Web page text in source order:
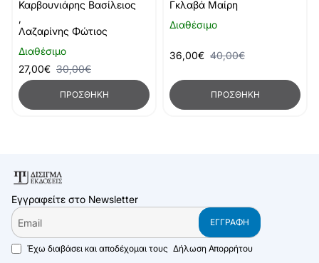
Διαθέσιμο
BBC Micro:bit
Καρβουνιάρης Βασίλειος
,
Λαζαρίνης Φώτιος
27,00€ 30,00€
ΠΡΟΣΘΉΚΗ
Διαθέσιμο
MS Excel
Γκλαβά Μαίρη
36,00€ 40,00€
ΠΡΟΣΘΉΚΗ
Εγγραφείτε στο Newsletter
Email
ΕΓΓΡΑΦΉ
Έχω διαβάσει και αποδέχομαι τους Δήλωση Απορρήτου